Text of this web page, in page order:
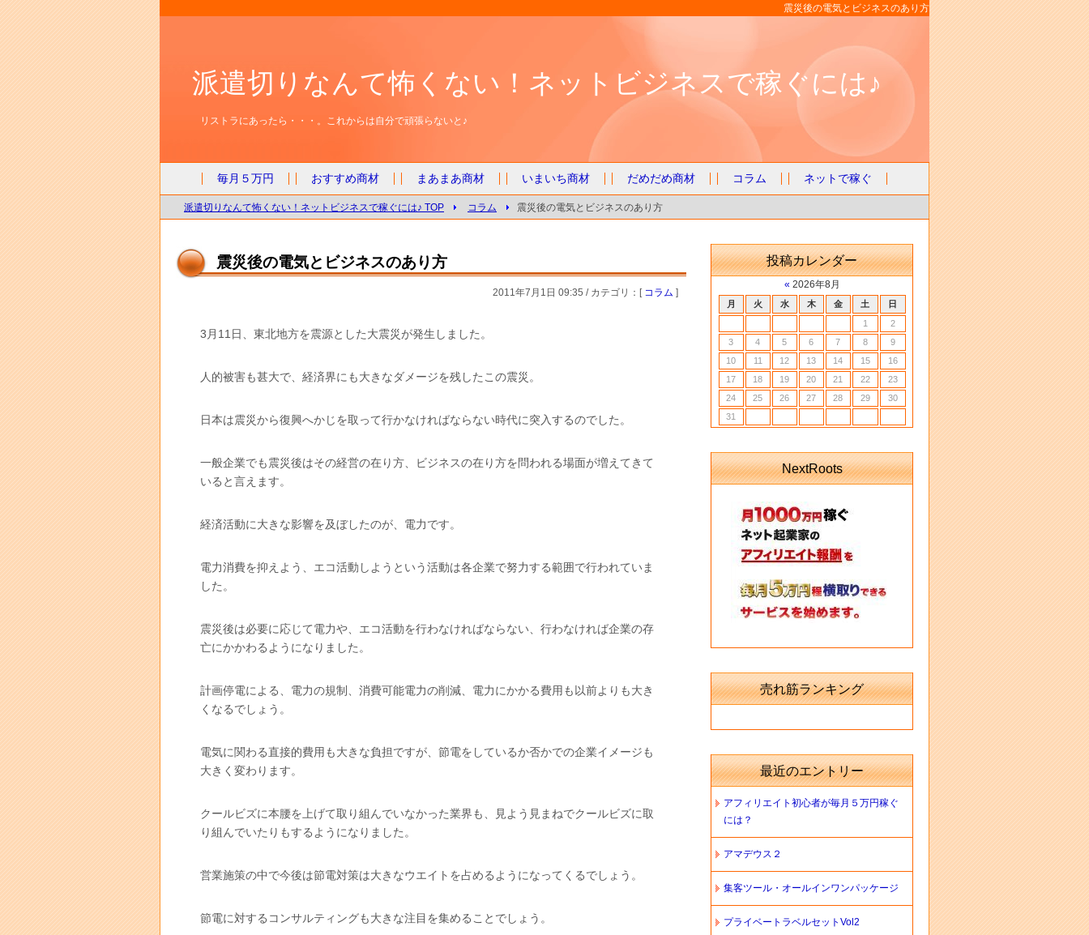
震災後の電気とビジネスのあり方
派遣切りなんて怖くない！ネットビジネスで稼ぐには♪
リストラにあったら・・・。これからは自分で頑張らないと♪
毎月５万円 おすすめ商材 まあまあ商材 いまいち商材 だめだめ商材 コラム ネットで稼ぐ
派遣切りなんて怖くない！ネットビジネスで稼ぐには♪ TOP コラム 震災後の電気とビジネスのあり方
震災後の電気とビジネスのあり方
2011年7月1日 09:35 / カテゴリ：[ コラム ]
3月11日、東北地方を震源とした大震災が発生しました。
人的被害も甚大で、経済界にも大きなダメージを残したこの震災。
日本は震災から復興へかじを取って行かなければならない時代に突入するのでした。
一般企業でも震災後はその経営の在り方、ビジネスの在り方を問われる場面が増えてきて
いると言えます。
経済活動に大きな影響を及ぼしたのが、電力です。
電力消費を抑えよう、エコ活動しようという活動は各企業で努力する範囲で行われていま
した。
震災後は必要に応じて電力や、エコ活動を行わなければならない、行わなければ企業の存
亡にかかわるようになりました。
計画停電による、電力の規制、消費可能電力の削減、電力にかかる費用も以前よりも大き
くなるでしょう。
電気に関わる直接的費用も大きな負担ですが、節電をしているか否かでの企業イメージも
大きく変わります。
クールビズに本腰を上げて取り組んでいなかった業界も、見よう見まねでクールビズに取
り組んでいたりもするようになりました。
営業施策の中で今後は節電対策は大きなウエイトを占めるようになってくるでしょう。
節電に対するコンサルティングも大きな注目を集めることでしょう。
投稿カレンダー
« 2026年8月
月 火 水 木 金 土
日
1
2
3
4 5 6 7 8
9
10
11 12 13 14 15
16
17
18 19 20 21 22
23
24
25 26 27 28 29
30
31
NextRoots
売れ筋ランキング
最近のエントリー
アフィリエイト初心者が毎月５万円稼ぐ
には？
アマデウス２
集客ツール・オールインワンパッケージ
プライベートラベルセットVol2